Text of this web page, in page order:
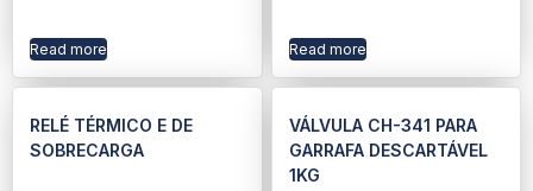
Read more Read more
RELÉ TÉRMICO E DE
SOBRECARGA
VÁLVULA CH-341 PARA
GARRAFA DESCARTÁVEL
1KG